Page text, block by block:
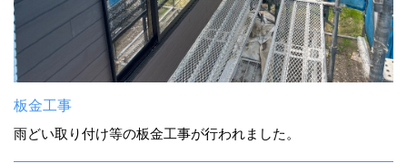
板金工事
雨どい取り付け等の板金工事が行われました。